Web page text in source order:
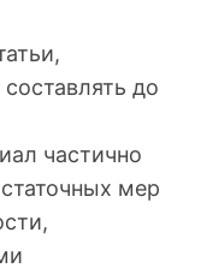
до
частично
мер